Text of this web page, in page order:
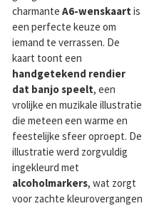
charmante A6-wenskaart is
een perfecte keuze om
iemand te verrassen. De
kaart toont een
handgetekend rendier
dat banjo speelt, een
vrolijke en muzikale illustratie
die meteen een warme en
feestelijke sfeer oproept. De
illustratie werd zorgvuldig
ingekleurd met
alcoholmarkers, wat zorgt
voor zachte kleurovergangen